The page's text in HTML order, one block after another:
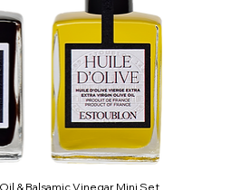
& Balsamic Vinegar Mini Set